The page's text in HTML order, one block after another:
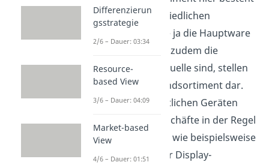
aus den unterschiedlichen
Smartphones, die ja die Hauptware
darstellen. Da sie zudem die
Haupteinnahmequelle sind, stellen
sie auch das Grundsortiment dar.
Neben den eigentlichen Geräten
bieten solche Geschäfte in der Regel
auch Zubehör an, wie beispielsweise
Schutzhüllen oder Display-
Differenzierun
gsstrategie
2/6 – Dauer: 03:34
Resource-
based View
3/6 – Dauer: 04:09
Market-based
View
4/6 – Dauer: 01:51